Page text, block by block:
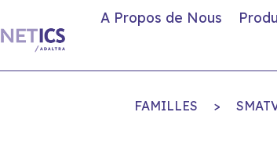
A Propos de Nous
FAMILLES >